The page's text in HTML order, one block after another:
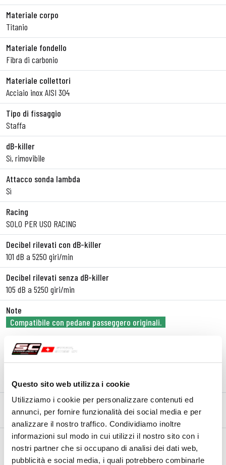
Questo sito web utilizza i cookie
Utilizziamo i cookie per personalizzare contenuti ed
annunci, per fornire funzionalità dei social media e per
analizzare il nostro traffico. Condividiamo inoltre
informazioni sul modo in cui utilizzi il nostro sito con i
nostri partner che si occupano di analisi dei dati web,
pubblicità e social media, i quali potrebbero combinarle
Materiale corpo
Titanio
Materiale fondello
Fibra di carbonio
Materiale collettori
Acciaio inox AISI 304
Tipo di fissaggio
Staffa
dB-killer
Sì, rimovibile
Attacco sonda lambda
Sì
Racing
SOLO PER USO RACING
Decibel rilevati con dB-killer
101 dB a 5250 giri/min
Decibel rilevati senza dB-killer
105 dB a 5250 giri/min
Note
Compatibile con pedane passeggero originali.
È necessaria l’installazione del dispositivo ECR per evitare
l’accensione della spia motore.
DESCRIZIONE CONTENUTO DEL KIT
Descrizione
Grazie a tutta l’esperienza acquisita durante la lunga
partnership